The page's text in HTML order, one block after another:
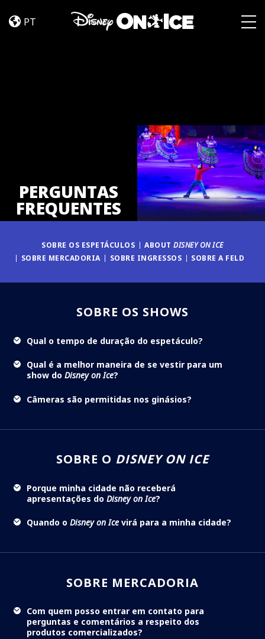
FREQUENTES
PT
PERGUNTAS
FREQUENTES
SOBRE OS ESPETÁCULOS ABOUTDISNEY ON ICE
SOBRE MERCADORIA
SOBRE INGRESSOS SOBRE A FELD
SOBRE OS SHOWS
Qual o tempo de duração do espetáculo?
Qual é a melhor maneira de se vestir para um
show do Disney on Ice?
Câmeras são permitidas nos ginásios?
SOBRE O DISNEY ON ICE
Porque minha cidade não receberá
apresentações do Disney on Ice?
Quando o Disney on Ice virá para a minha cidade?
SOBRE MERCADORIA
Com quem posso entrar em contato para
perguntas e comentários a respeito dos
produtos comercializados?